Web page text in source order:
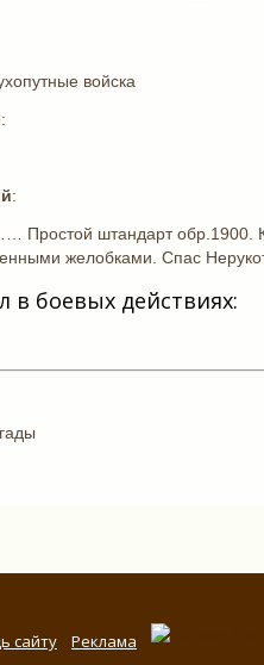
войска
:
:
Простой штандарт обр.1900.
желобками. Спас
в боевых действиях:
сайту Реклама